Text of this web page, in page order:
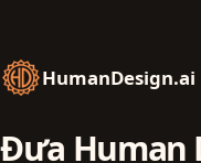
HumanDesign.ai
Đưa Human